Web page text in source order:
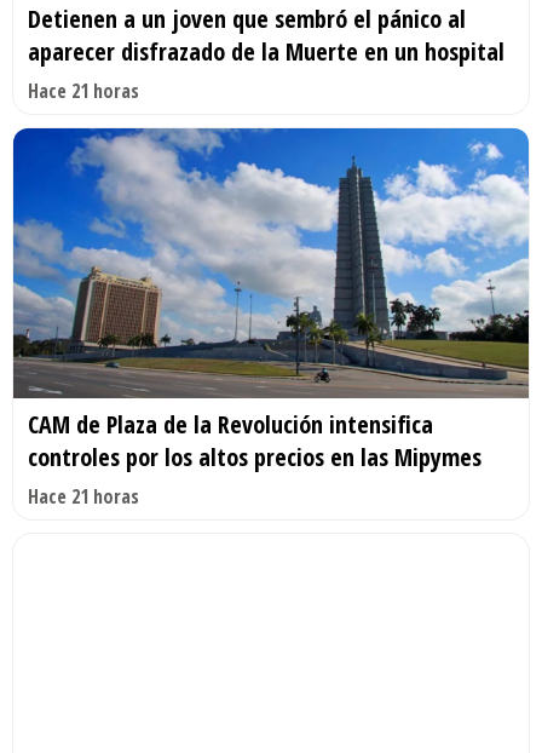
Detienen a un joven que sembró el pánico al
aparecer disfrazado de la Muerte en un hospital
Hace 21 horas
CAM de Plaza de la Revolución intensifica
controles por los altos precios en las Mipymes
Hace 21 horas